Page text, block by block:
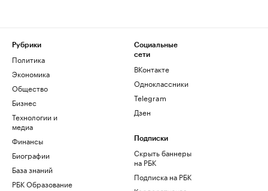
Рубрики
Политика
Экономика
Общество
Бизнес
Технологии и
медиа
Финансы
Биографии
База знаний
РБК Образование
Социальные
сети
ВКонтакте
Одноклассники
Telegram
Дзен
Подписки
Скрыть баннеры
на РБК
Подписка на РБК